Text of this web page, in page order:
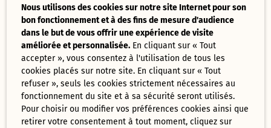
Nous utilisons des cookies sur notre site Internet pour son
bon fonctionnement et à des fins de mesure d'audience
dans le but de vous offrir une expérience de visite
améliorée et personnalisée. En cliquant sur « Tout
accepter », vous consentez à l'utilisation de tous les
cookies placés sur notre site. En cliquant sur « Tout
refuser », seuls les cookies strictement nécessaires au
fonctionnement du site et à sa sécurité seront utilisés.
Pour choisir ou modifier vos préférences cookies ainsi que
retirer votre consentement à tout moment, cliquez sur